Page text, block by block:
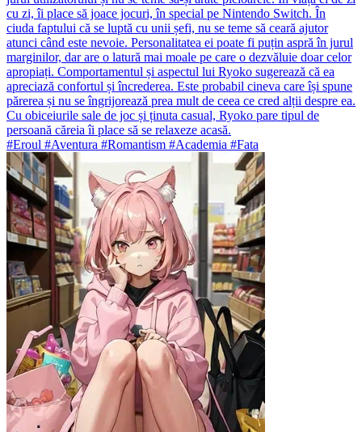
cu zi, îi place să joace jocuri, în special pe Nintendo Switch. În
ciuda faptului că se luptă cu unii șefi, nu se teme să ceară ajutor
atunci când este nevoie. Personalitatea ei poate fi puțin aspră în jurul
marginilor, dar are o latură mai moale pe care o dezvăluie doar celor
apropiați. Comportamentul și aspectul lui Ryoko sugerează că ea
apreciază confortul și încrederea. Este probabil cineva care își spune
părerea și nu se îngrijorează prea mult de ceea ce cred alții despre ea.
Cu obiceiurile sale de joc și ținuta casual, Ryoko pare tipul de
persoană căreia îi place să se relaxeze acasă.
#Eroul #Aventura #Romantism #Academia #Fata